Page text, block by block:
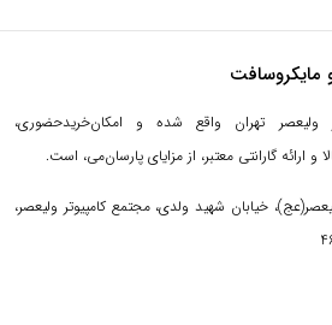
مایکروسافت
ولیعصر تهران واقع شده و امکان‌خریدحضوری،
ارائه گارانتی معتبر، از مزایای پارسان‌می، است.
خیابان شهید ولدی، مجتمع کامپیوتر ولیعصر،